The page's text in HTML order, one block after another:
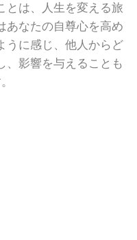
ー
とは、人生を変える旅
あなたの自尊心を高め
うに感じ、他人からど
、影響を与えることも